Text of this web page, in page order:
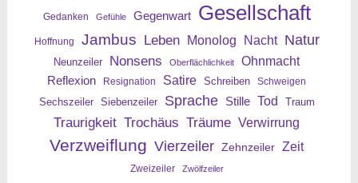
Gedanken Gefühle Gegenwart Gesellschaft
Hoffnung Jambus Leben Monolog Nacht Natur
Neunzeiler Nonsens Oberflächlichkeit
Ohnmacht
Reflexion
Resignation Satire Schreiben Schweigen
Sechszeiler Siebenzeiler Sprache Stille Tod Traum
Traurigkeit Trochäus Träume Verwirrung
Verzweiflung Vierzeiler Zehnzeiler Zeit
Zweizeiler Zwölfzeiler